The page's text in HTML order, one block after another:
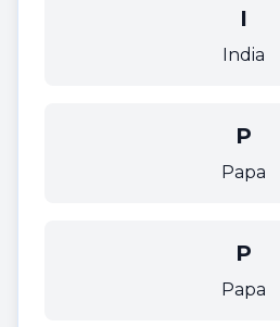
I
India
P
Papa
P
Papa